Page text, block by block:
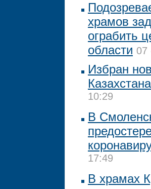
храмов
ограбить
области 07
Избран
Казахстана
10:29
В
17:49
В храмах